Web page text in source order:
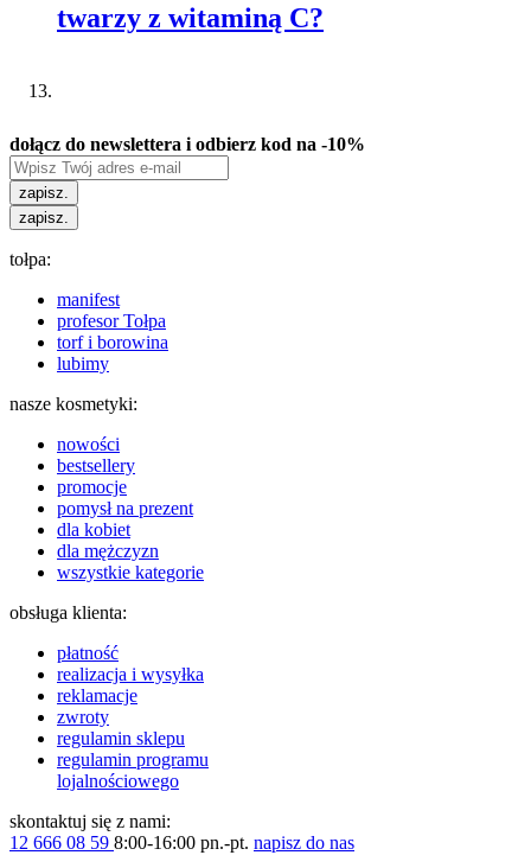
twarzy z witaminą C?
dołącz do newslettera i odbierz kod na -10%
zapisz.
zapisz.
tołpa:
manifest
profesor Tołpa
torf i borowina
lubimy
nasze kosmetyki:
nowości
bestsellery
promocje
pomysł na prezent
dla kobiet
dla mężczyzn
wszystkie kategorie
obsługa klienta:
płatność
realizacja i wysyłka
reklamacje
zwroty
regulamin sklepu
regulamin programu
lojalnościowego
skontaktuj się z nami:
12 666 08 59 8:00-16:00 pn.-pt. napisz do nas